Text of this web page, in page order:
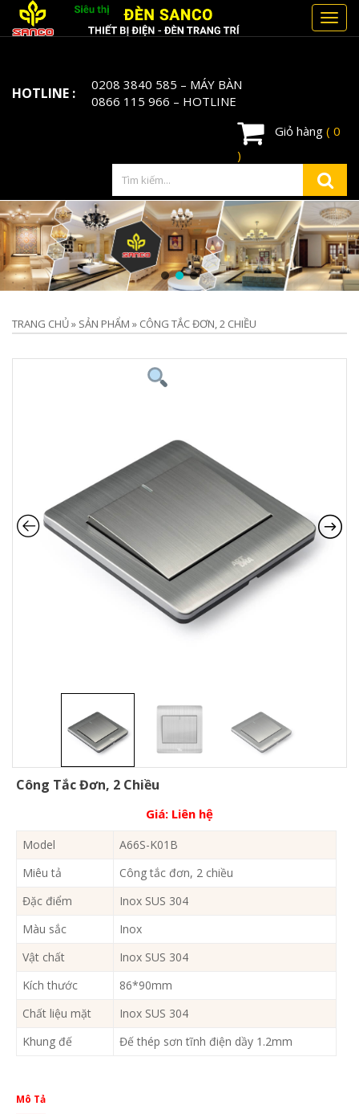
HOTLINE : 0208 3840 585 – MÁY BÀN
0866 115 966 – HOTLINE
Giỏ hàng ( 0
)
TRANG CHỦ» SẢN PHẨM » CÔNG TẮC ĐƠN, 2 CHIỀU
Công Tắc Đơn, 2 Chiều
Giá: Liên hệ
Model
A66S-K01B
Miêu tả
Công tắc đơn, 2 chiều
Đặc điểm
Inox SUS 304
Màu sắc
Inox
Vật chất
Inox SUS 304
Kích thước
86*90mm
Chất liệu mặt
Inox SUS 304
Khung đế
Đế thép sơn tĩnh điện dầy 1.2mm
Mô Tả